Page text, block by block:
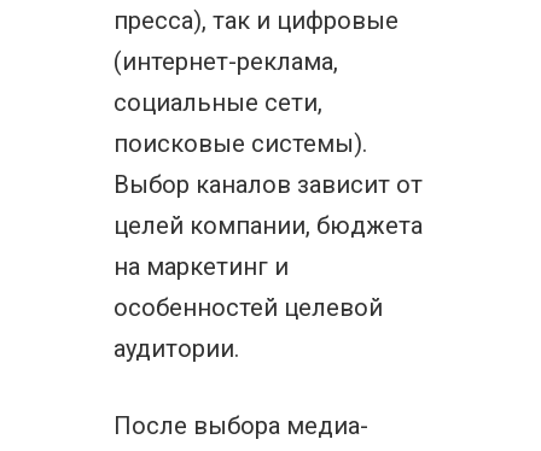
пресса), так и цифровые
(интернет-реклама,
социальные сети,
поисковые системы).
Выбор каналов зависит от
целей компании, бюджета
на маркетинг и
особенностей целевой
аудитории.
После выбора медиа-